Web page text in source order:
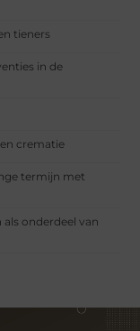
tieners
in de
crematie
termijn met
onderdeel van